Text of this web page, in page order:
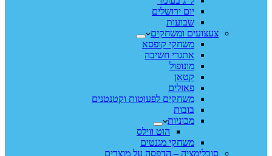
יום ירושלים
שבועות
צעצועים ומשחקים
משחקי קופסא
אתגרי חשיבה
מונופול
קטאן
פאזלים
משחקים לפעוטות וקטנטנים
בובות
מכוניות
הוט ווילס
משחקי מגנטים
סובלימציה – הדפסה על מוצרים